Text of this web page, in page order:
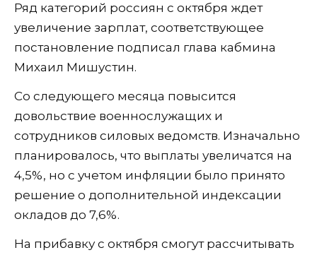
Ряд категорий россиян с октября ждет
увеличение зарплат, соответствующее
постановление подписал глава кабмина
Михаил Мишустин.
Со следующего месяца повысится
довольствие военнослужащих и
сотрудников силовых ведомств. Изначально
планировалось, что выплаты увеличатся на
4,5%, но с учетом инфляции было принято
решение о дополнительной индексации
окладов до 7,6%.
На прибавку с октября смогут рассчитывать